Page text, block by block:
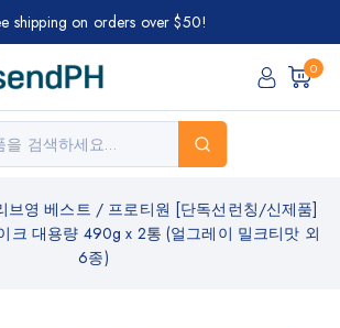
shipping on orders over $50!
0
브영 베스트 / 프로티원 [단독선런칭/신제품]
크 대용량 490g x 2통 (얼그레이 밀크티맛 외
6종)